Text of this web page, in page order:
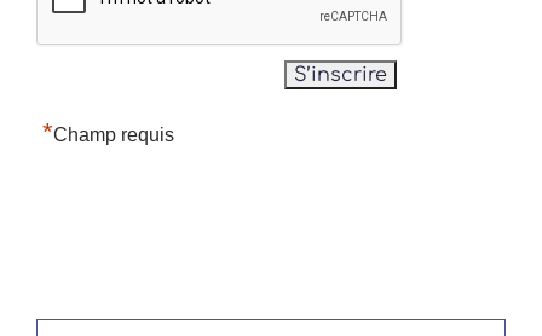
*Champ requis